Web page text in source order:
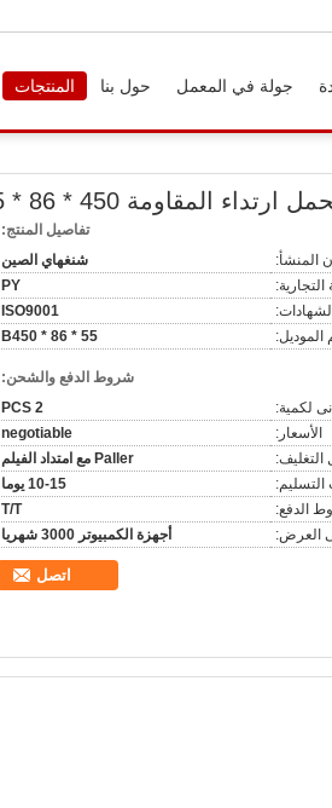
المنتجات حول بنا جولة في المعمل
المقاومة 450 * 86 * 55
تفاصيل المنتج:
المنشأ:
شنغهاي الصين
التجارية:
PY
ISO9001
الموديل:
B450 * 86 * 55
شروط الدفع والشحن:
لكمية:
2 PCS
الأسعار:
negotiable
التغليف:
Paller مع امتداد الفيلم
10-15 يوما
الدفع:
T/T
العرض:
أجهزة الكمبيوتر 3000 شهريا
اتصل